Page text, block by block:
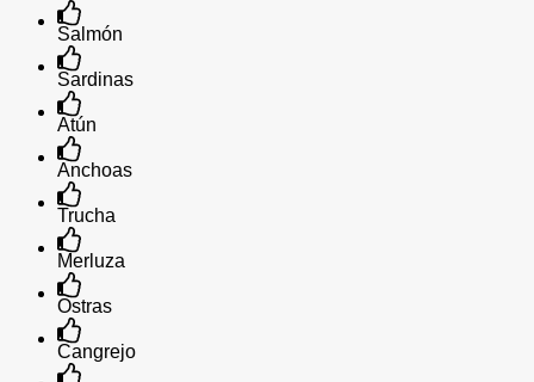
Salmón
Sardinas
Atún
Anchoas
Trucha
Merluza
Ostras
Cangrejo